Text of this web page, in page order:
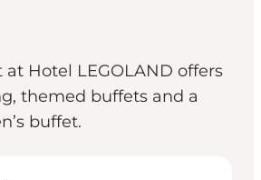
at Hotel LEGOLAND offers
themed buffets and a
buffet.